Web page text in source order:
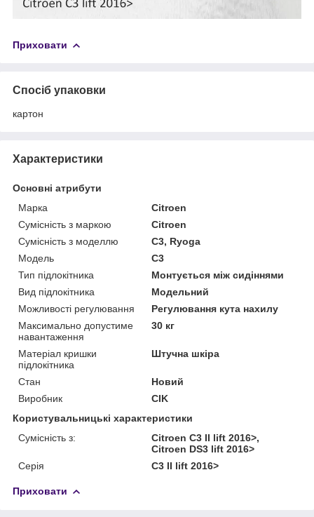
Приховати
Спосіб упаковки
картон
Характеристики
Основні атрибути
Марка
Citroen
Сумісність з маркою
Citroen
Сумісність з моделлю
C3, Ryoga
Модель
C3
Тип підлокітника
Монтується між сидіннями
Вид підлокітника
Модельний
Можливості регулювання
Регулювання кута нахилу
Максимально допустиме
навантаження
30 кг
Матеріал кришки
підлокітника
Штучна шкіра
Стан
Новий
Виробник
CIK
Користувальницькі характеристики
Сумісність з:
Citroen C3 II lift 2016>,
Citroen DS3 lift 2016>
Серія
C3 II lift 2016>
Приховати